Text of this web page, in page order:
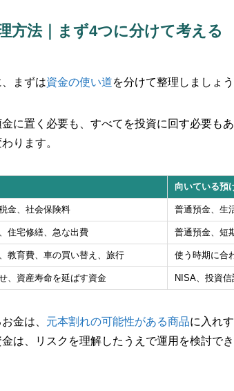
方法｜まず4つに分けて考える
まずは資金の使い道を分けて整理しましょう
に置く必要も、すべてを投資に回す必要も
ります。
向いている預
金、社会保険料 普通預金、生
住宅修繕、急な出費 普通預金、短
教育費、車の買い替え、旅行 使う時期に合
、資産寿命を延ばす資金 NISA、投資
金は、 元本割れの可能性がある商品に入れ
は、リスクを理解したうえで運用を検討でき